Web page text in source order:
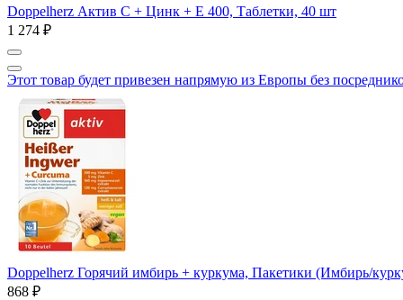
Doppelherz Актив С + Цинк + Е 400, Таблетки, 40 шт
1 274 ₽
Этот товар будет привезен напрямую из Европы без
Doppelherz Горячий имбирь + куркума, Пакетики (Имбирь/
868 ₽